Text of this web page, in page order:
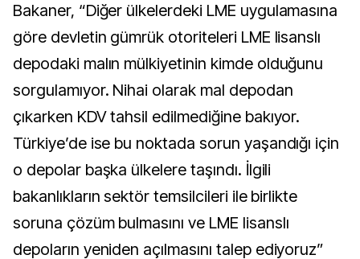
Bakaner, “Diğer ülkelerdeki LME uygulamasına
göre devletin gümrük otoriteleri LME lisanslı
depodaki malın mülkiyetinin kimde olduğunu
sorgulamıyor. Nihai olarak mal depodan
çıkarken KDV tahsil edilmediğine bakıyor.
Türkiye’de ise bu noktada sorun yaşandığı için
o depolar başka ülkelere taşındı. İlgili
bakanlıkların sektör temsilcileri ile birlikte
soruna çözüm bulmasını ve LME lisanslı
depoların yeniden açılmasını talep ediyoruz”